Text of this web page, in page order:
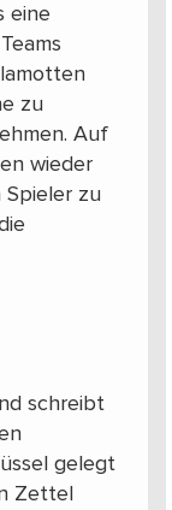
eine
zu
Auf
wieder
Spieler zu
schreibt
gelegt
Zettel